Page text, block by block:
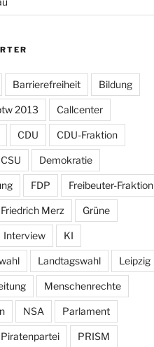
Barrierefreiheit Bildung
2013 Callcenter
CDU CDU-Fraktion
CSU Demokratie
FDP Freibeuter-Fraktion
Friedrich Merz Grüne
Interview KI
Landtagswahl Leipzig
Menschenrechte
NSA Parlament
Piratenpartei PRISM